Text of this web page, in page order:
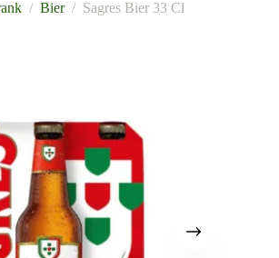
/ Bier / Sagres Bier 33 Cl